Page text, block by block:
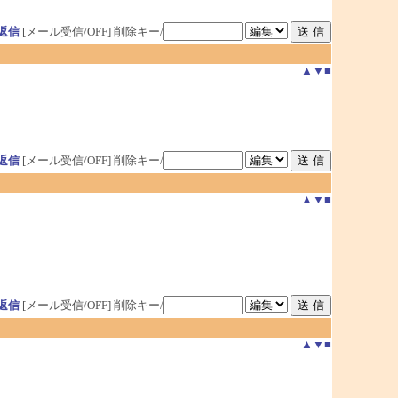
信[メール受信/OFF] 削除キー/
▲ ▼ ■
信[メール受信/OFF] 削除キー/
▲ ▼ ■
信[メール受信/OFF] 削除キー/
▲ ▼ ■